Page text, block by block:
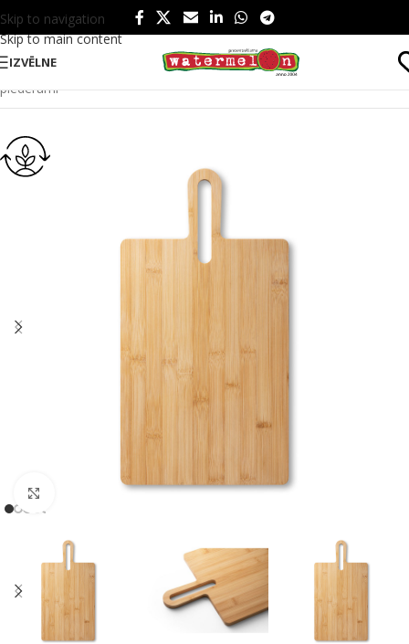
Skip to navigation
Skip to main content
IZVĒLNE
Sākums/ Ēšanai un dzeršanai/ Ēšanai
piederumi
Click to enlarge